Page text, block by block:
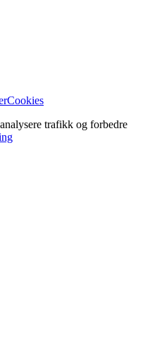
Cookies
trafikk og forbedre